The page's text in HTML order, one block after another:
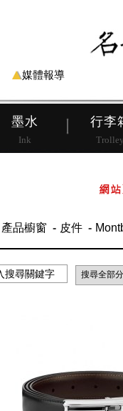
媒體報導
墨水
Ink
行李
Trolley
皮
產品櫥窗 皮件